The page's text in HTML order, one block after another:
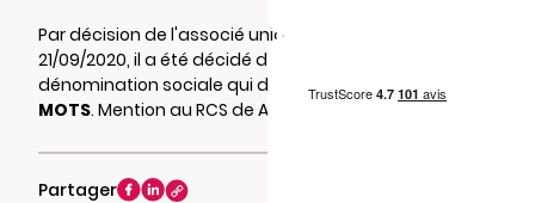
Par décision de l'associé unique du
21/09/2020, il a été décidé de changer la
dénomination sociale qui devient
AU FIL DES
MOTS. Mention au RCS de AVIGNON
Partager